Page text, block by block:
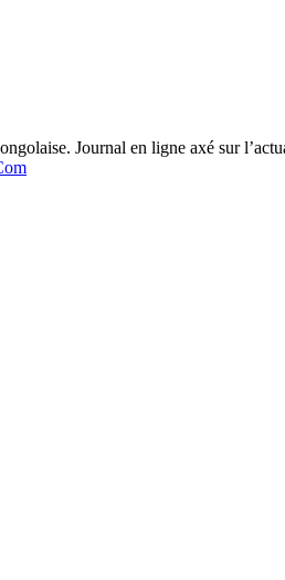
Journal en ligne axé sur